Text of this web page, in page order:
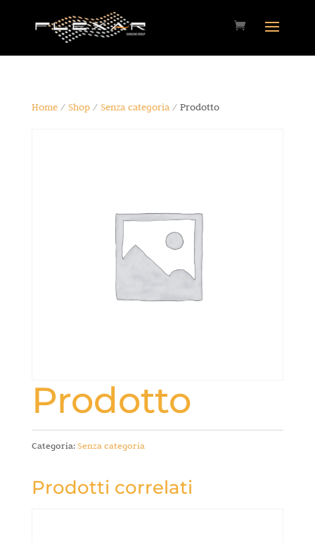
Home/ Shop/ Senza categoria/ Prodotto
Prodotto
Categoria:Senza categoria
Prodotti correlati